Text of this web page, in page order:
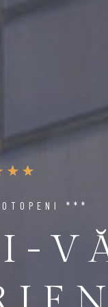
OTOPENI ***